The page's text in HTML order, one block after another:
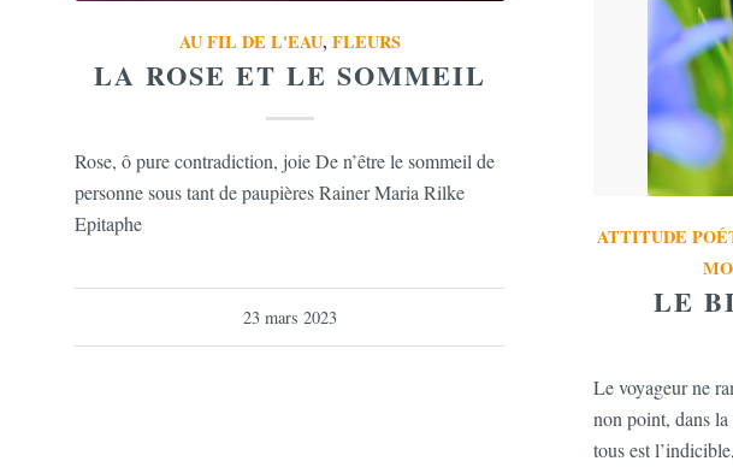
AU FIL DE L'EAU,FLEURS
LA ROSE ET LE SOMMEIL
Rose, ô pure contradiction, joie De n’être le sommeil de
personne sous tant de paupières Rainer Maria Rilke
Epitaphe
23 mars 2023
ATTITUDE
LE
Le voyageur ne
non point, dans
tous est